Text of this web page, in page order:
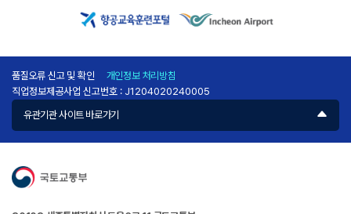
품질오류 신고 및 확인
개인정보 처리방침
직업정보제공사업 신고번호 : J1204020240005
유관기관 사이트 바로가기